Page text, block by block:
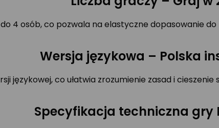
4 osób, co pozwala na elastyczne dopasowanie
Wersja językowa – Polska
językowej, co ułatwia zrozumienie zasad i
Specyfikacja techniczna gry